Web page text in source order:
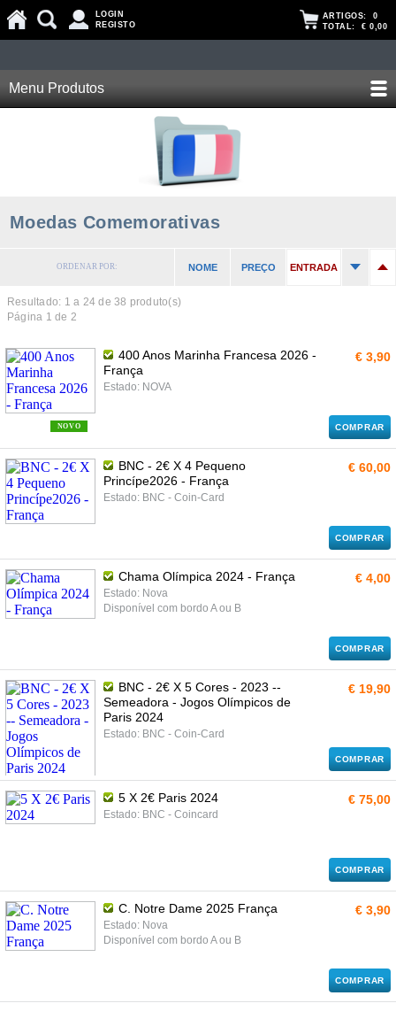
LOGIN
REGISTO
ARTIGOS: 0
TOTAL: € 0,00
Menu Produtos
Moedas Comemorativas
ORDENAR POR: NOME PREÇO ENTRADA
Resultado: 1 a 24 de 38 produto(s)
Página 1 de 2
NOVO
400 Anos Marinha Francesa 2026 -
França
Estado: NOVA
€ 3,90
COMPRAR
BNC - 2€ X 4 Pequeno
Princípe2026 - França
Estado: BNC - Coin-Card
€ 60,00
COMPRAR
Chama Olímpica 2024 - França
Estado: Nova
Disponível com bordo A ou B
€ 4,00
COMPRAR
BNC - 2€ X 5 Cores - 2023 --
Semeadora - Jogos Olímpicos de
Paris 2024
Estado: BNC - Coin-Card
€ 19,90
COMPRAR
5 X 2€ Paris 2024
Estado: BNC - Coincard
€ 75,00
COMPRAR
C. Notre Dame 2025 França
Estado: Nova
Disponível com bordo A ou B
€ 3,90
COMPRAR